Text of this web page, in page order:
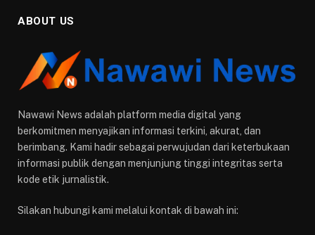
ABOUT US
Nawawi News adalah platform media digital yang
berkomitmen menyajikan informasi terkini, akurat, dan
berimbang. Kami hadir sebagai perwujudan dari keterbukaan
informasi publik dengan menjunjung tinggi integritas serta
kode etik jurnalistik.
Silakan hubungi kami melalui kontak di bawah ini: